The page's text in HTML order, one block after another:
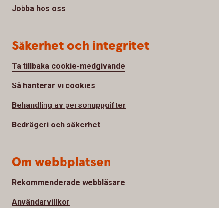
Jobba hos oss
Säkerhet och integritet
Ta tillbaka cookie-medgivande
Så hanterar vi cookies
Behandling av personuppgifter
Bedrägeri och säkerhet
Om webbplatsen
Rekommenderade webbläsare
Användarvillkor